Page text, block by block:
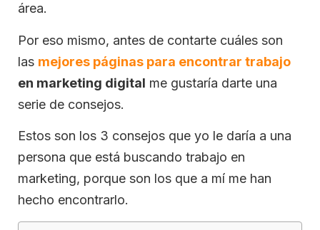
área.
Por eso mismo, antes de contarte cuáles son
las mejores páginas para encontrar trabajo
en marketing digital me gustaría darte una
serie de consejos.
Estos son los 3 consejos que yo le daría a una
persona que está buscando trabajo en
marketing, porque son los que a mí me han
hecho encontrarlo.